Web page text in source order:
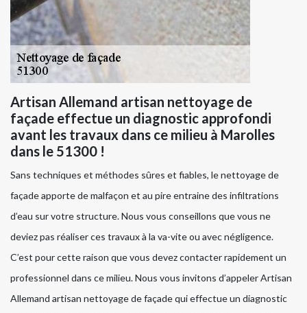
Artisan Allemand artisan nettoyage de
façade effectue un diagnostic approfondi
avant les travaux dans ce milieu à Marolles
dans le 51300 !
Sans techniques et méthodes sûres et fiables, le nettoyage de
façade apporte de malfaçon et au pire entraine des infiltrations
d’eau sur votre structure. Nous vous conseillons que vous ne
deviez pas réaliser ces travaux à la va-vite ou avec négligence.
C’est pour cette raison que vous devez contacter rapidement un
professionnel dans ce milieu. Nous vous invitons d’appeler Artisan
Allemand artisan nettoyage de façade qui effectue un diagnostic